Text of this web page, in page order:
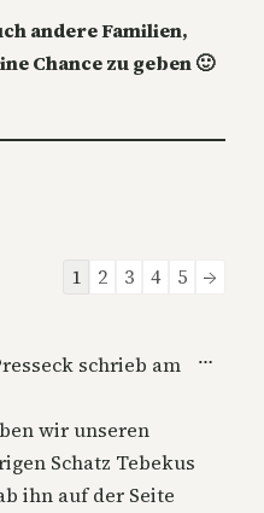
andere Familien,
Chance zu geben 🙂
Navigation
1 2 3 4 5
→
schrieb am
wir unseren
Schatz Tebekus
ihn auf der Seite
…